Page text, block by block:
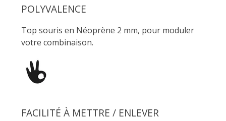
POLYVALENCE
Top souris en Néoprène 2 mm, pour moduler
votre combinaison.
FACILITÉ À METTRE / ENLEVER